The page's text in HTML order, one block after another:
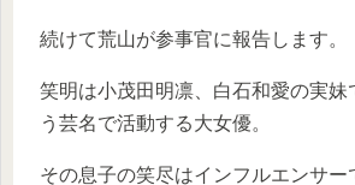
続けて荒山が参事官に報告します。
笑明は小茂田明凛、白石和愛の実妹
う芸名で活動する大女優。
その息子の笑尽はインフルエンサー